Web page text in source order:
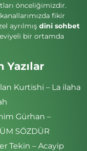
önceliğimizdir.
kanallarımızda fikir
ayrılmış dini sohbet
bir ortamda
Yazılar
Kurtishi – La ilaha
Gürhan –
SÖZDÜR
Tekin – Acayip